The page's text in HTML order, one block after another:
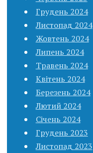
Грудень 2024
Листопад 2024
Жовтень 2024
Липень 2024
Травень 2024
Квітень 2024
Березень 2024
Лютий 2024
Січень 2024
Грудень 2023
Листопад 2023